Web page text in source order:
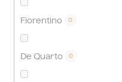
Fiorentino 0
De Quarto 0